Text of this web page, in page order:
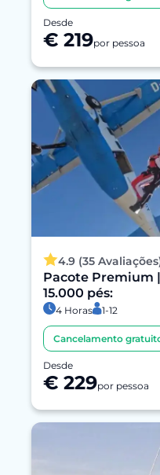
Desde
€ 219por pessoa
4.9 (35
Pacote Premium
15.000 pés:
4 Horas 1-12
Cancelamento
Desde
€ 229por pessoa